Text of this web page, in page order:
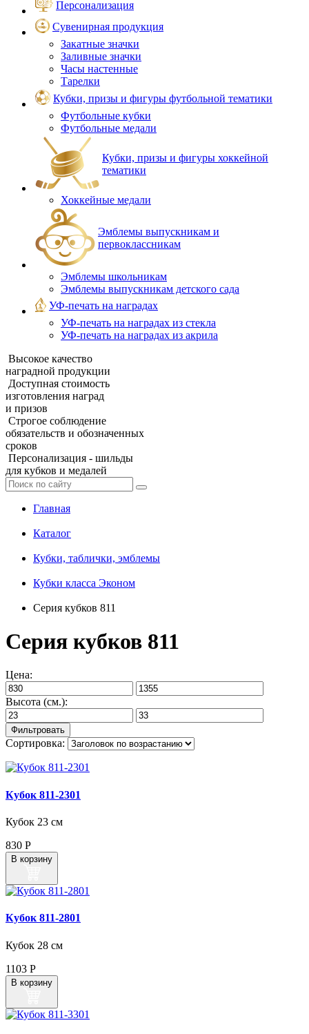
Персонализация
Сувенирная продукция
Закатные значки
Заливные значки
Часы настенные
Тарелки
Кубки, призы и фигуры футбольной тематики
Футбольные кубки
Футбольные медали
Кубки, призы и фигуры хоккейной
тематики
Хоккейные медали
Эмблемы выпускникам и
первоклассникам
Эмблемы школьникам
Эмблемы выпускникам детского сада
УФ-печать на наградах
УФ‑печать на наградах из стекла
УФ-печать на наградах из акрила
Высокое качество
наградной продукции
Доступная стоимость
изготовления наград
и призов
Строгое соблюдение
обязательств и обозначенных
сроков
Персонализация - шильды
для кубков и медалей
Главная
Каталог
Кубки, таблички, эмблемы
Кубки класса Эконом
Серия кубков 811
Серия кубков 811
Цена:
Высота (см.):
Сортировка:
Кубок 811‑2301
Кубок 23 см
830 Р
В корзину
Кубок 811‑2801
Кубок 28 см
1103 Р
В корзину